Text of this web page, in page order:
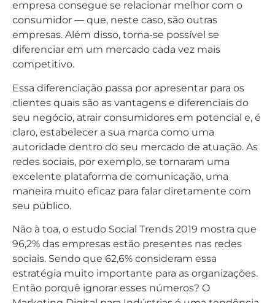
empresa consegue se relacionar melhor com o
consumidor — que, neste caso, são outras
empresas. Além disso, torna-se possível se
diferenciar em um mercado cada vez mais
competitivo.
Essa diferenciação passa por apresentar para os
clientes quais são as vantagens e diferenciais do
seu negócio, atrair consumidores em potencial e, é
claro, estabelecer a sua marca como uma
autoridade dentro do seu mercado de atuação. As
redes sociais, por exemplo, se tornaram uma
excelente plataforma de comunicação, uma
maneira muito eficaz para falar diretamente com
seu público.
Não à toa, o estudo Social Trends 2019 mostra que
96,2% das empresas estão presentes nas redes
sociais. Sendo que 62,6% consideram essa
estratégia muito importante para as organizações.
Então porquê ignorar esses números? O